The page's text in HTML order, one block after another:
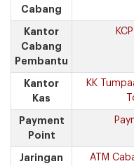
Cabang
Kantor
Cabang
Pembantu
Kantor
Kas
KK
Payment
Point
Jaringan
ATM